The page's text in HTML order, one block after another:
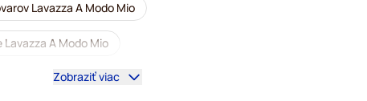
Lavazza A Modo Mio
A Modo Mio
Lavazza A Modo Mio
Zobraziť viac